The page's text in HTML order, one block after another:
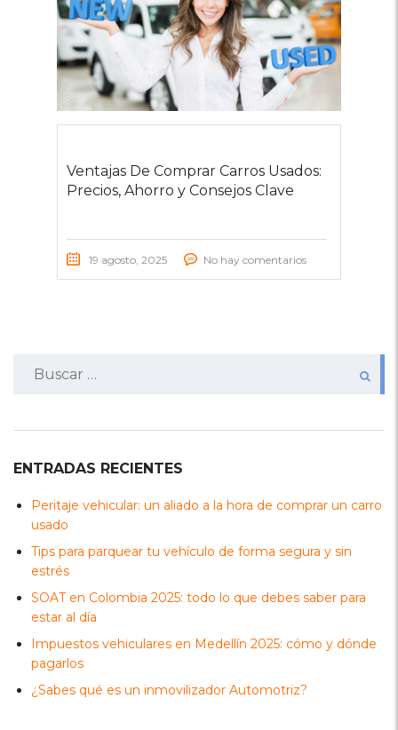
Ventajas De Comprar Carros Usados:
Precios, Ahorro y Consejos Clave
19 agosto, 2025 No hay comentarios
ENTRADAS RECIENTES
Peritaje vehicular: un aliado a la hora de comprar un carro
usado
Tips para parquear tu vehículo de forma segura y sin
estrés
SOAT en Colombia 2025: todo lo que debes saber para
estar al día
Impuestos vehiculares en Medellín 2025: cómo y dónde
pagarlos
¿Sabes qué es un inmovilizador Automotriz?